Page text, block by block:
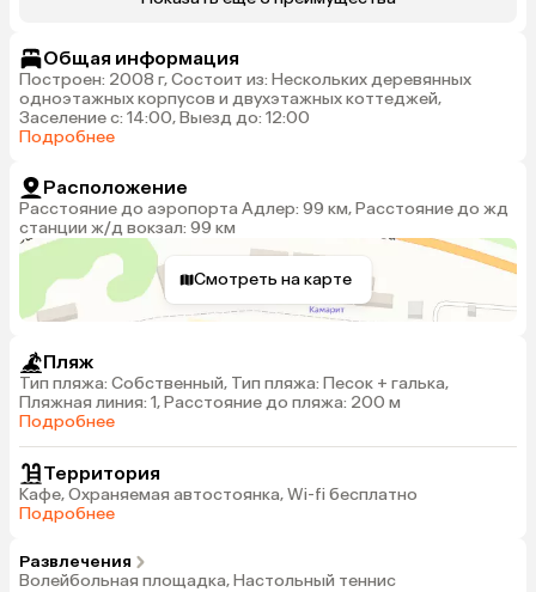
Общая информация
Построен: 2008 г, Состоит из: Нескольких деревянных
одноэтажных корпусов и двухэтажных коттеджей,
Заселение с: 14:00, Выезд до: 12:00
Подробнее
Расположение
Расстояние до аэропорта Адлер: 99 км, Расстояние до жд
станции ж/д вокзал: 99 км
Смотреть на карте
Пляж
Тип пляжа: Собственный, Тип пляжа: Песок + галька,
Пляжная линия: 1, Расстояние до пляжа: 200 м
Подробнее
Территория
Кафе, Охраняемая автостоянка, Wi-fi бесплатно
Подробнее
Развлечения
Волейбольная площадка, Настольный теннис